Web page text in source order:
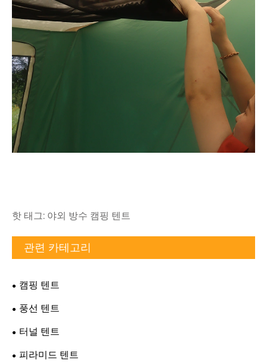
핫 태그: 야외 방수 캠핑 텐트
관련 카테고리
캠핑 텐트
풍선 텐트
터널 텐트
피라미드 텐트